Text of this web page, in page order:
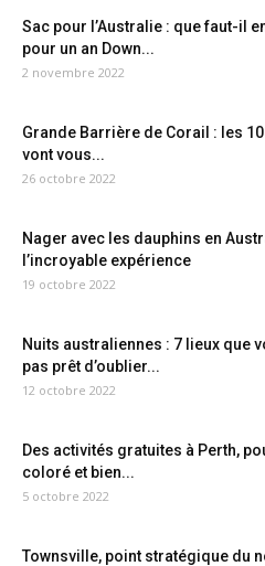
Sac pour l’Australie : que faut-il
pour un an Down...
2 novembre 2022
Grande Barrière de Corail : les
vont vous...
26 octobre 2022
Nager avec les dauphins en
l’incroyable expérience
19 octobre 2022
Nuits australiennes : 7 lieux que
pas prêt d’oublier...
12 octobre 2022
Des activités gratuites à Perth,
coloré et bien...
5 octobre 2022
Townsville, point stratégique du